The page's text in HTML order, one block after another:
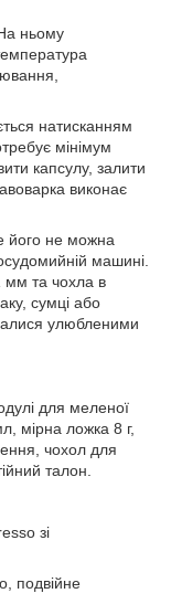
ньому
натисканням
мінімум
капсулу, залити
виконає
його не можна
машині.
мм та чохла в
сумці або
улюбленими
для меленої
мірна ложка 8 г,
чохол для
талон.
зі
подвійне